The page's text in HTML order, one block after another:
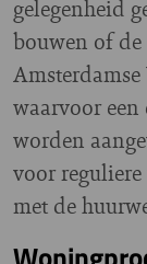
gelegenheid
bouwen of de
waarvoor
worden
voor
met de